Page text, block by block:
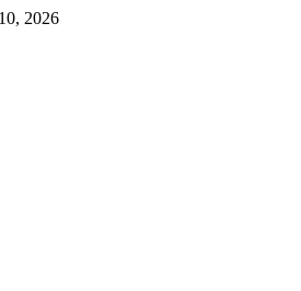
2026